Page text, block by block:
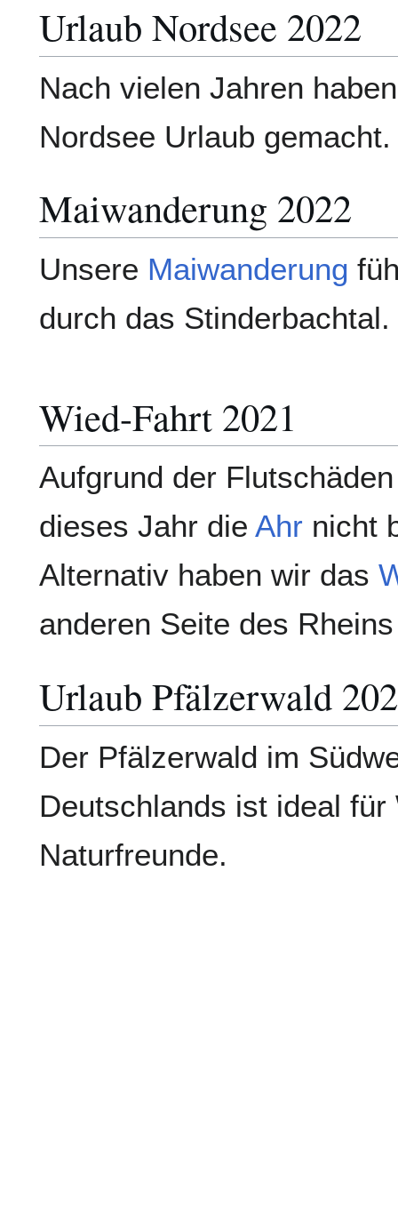
Urlaub Nordsee 2022
Nach vielen Jahren
Nordsee Urlaub gemacht.
Maiwanderung 2022
Unsere Maiwanderung
durch das Stinderbachtal.
Wied-Fahrt 2021
Aufgrund der
dieses Jahr die Ahr nicht
Alternativ haben wir das
anderen Seite des
Urlaub Pfälzerwald
Der Pfälzerwald im
Deutschlands ist ideal für
Naturfreunde.